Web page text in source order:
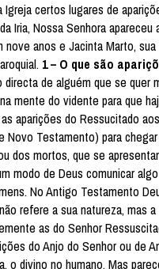
certos lugares de
Iria, Nossa Senhora
anos e Jacinta Marto,
1 – O que são
de alguém que se
mente do vidente para que
aparições do Ressucitado
Testamento) para
dos mortos, que se
modo de Deus comunicar
No Antigo Testamento
refere a sua natureza, mas
as do Senhor
do Anjo do Senhor ou de
divino no humano. Mas